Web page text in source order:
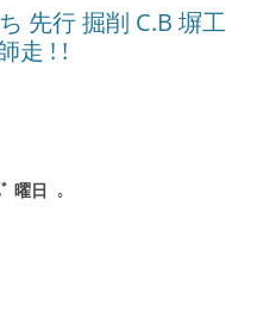
先行 掘削 C.B 塀工
走 ! !
曜日 ｡